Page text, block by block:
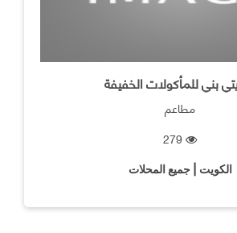
بني للمأكولات الخفيفة
مطاعم
الكويت | جميع المحلات